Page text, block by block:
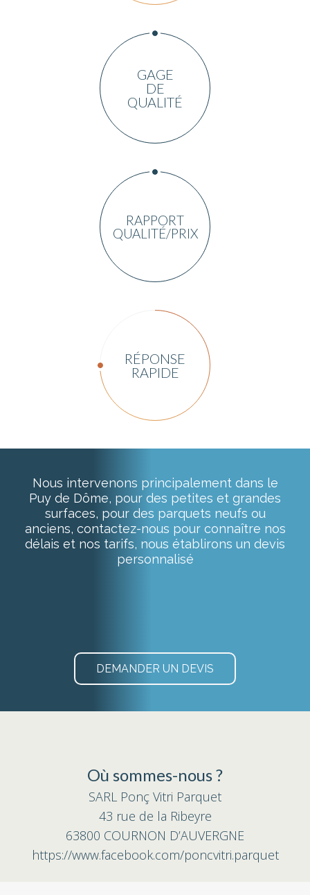
GAGE
DE
QUALITÉ
RAPPORT
QUALITÉ/PRIX
RÉPONSE
RAPIDE
Nous intervenons principalement dans le
Puy de Dôme, pour des petites et grandes
surfaces, pour des parquets neufs ou
anciens, contactez-nous pour connaître nos
délais et nos tarifs, nous établirons un devis
personnalisé
DEMANDER UN DEVIS
Où sommes-nous ?
SARL Ponç Vitri Parquet
43 rue de la Ribeyre
63800 COURNON D’AUVERGNE
https://www.facebook.com/poncvitri.parquet